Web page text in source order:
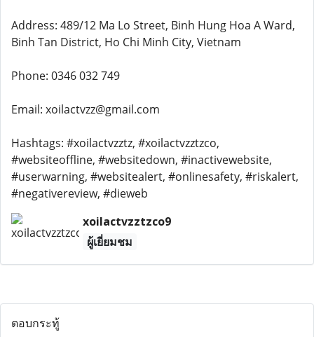
Address: 489/12 Ma Lo Street, Binh Hung Hoa A Ward,
Binh Tan District, Ho Chi Minh City, Vietnam
Phone: 0346 032 749
Email: xoilactvzz@gmail.com
Hashtags: #xoilactvzztz, #xoilactvzztzco,
#websiteoffline, #websitedown, #inactivewebsite,
#userwarning, #websitealert, #onlinesafety, #riskalert,
#negativereview, #dieweb
xoilactvzztzco9
ผู้เยี่ยมชม
ตอบกระทู้